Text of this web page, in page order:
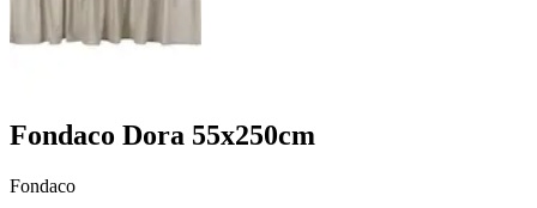
Fondaco Dora 55x250cm
Fondaco